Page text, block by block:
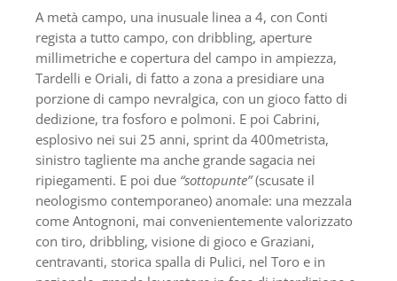
A metà campo, una inusuale linea a 4, con Conti
regista a tutto campo, con dribbling, aperture
millimetriche e copertura del campo in ampiezza,
Tardelli e Oriali, di fatto a zona a presidiare una
porzione di campo nevralgica, con un gioco fatto di
dedizione, tra fosforo e polmoni. E poi Cabrini,
esplosivo nei sui 25 anni, sprint da 400metrista,
sinistro tagliente ma anche grande sagacia nei
ripiegamenti. E poi due “sottopunte”(scusate il
neologismo contemporaneo) anomale: una mezzala
come Antognoni, mai convenientemente valorizzato
con tiro, dribbling, visione di gioco e Graziani,
centravanti, storica spalla di Pulici, nel Toro e in